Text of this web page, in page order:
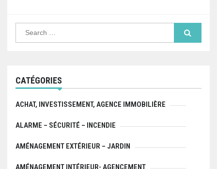
articles
CATÉGORIES
ACHAT, INVESTISSEMENT, AGENCE IMMOBILIÈRE
ALARME – SÉCURITÉ – INCENDIE
AMÉNAGEMENT EXTÉRIEUR – JARDIN
AMÉNAGEMENT INTÉRIEUR- AGENCEMENT